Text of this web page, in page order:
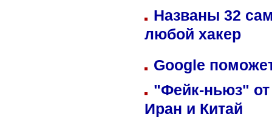
Названы 32
любой хакер
Google
"Фейк-ньюз" от
Иран и Китай